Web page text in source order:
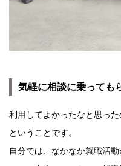
気軽に相談に乗っても
利用してよかったなと思っ
ということです。
自分では、なかなか就職活